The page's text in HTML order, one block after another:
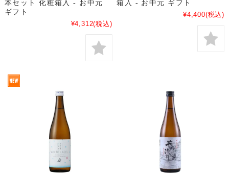
本セット 化粧箱入 - お中元
ギフト
¥4,312(税込)
箱入 - お中元 ギフト
¥4,400(税込)